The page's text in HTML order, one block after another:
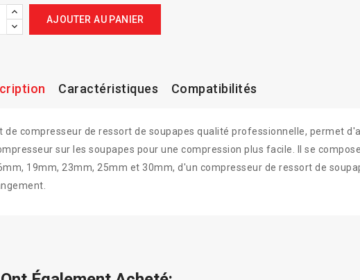
AJOUTER AU PANIER
Caractéristiques Compatibilités
de compresseur de ressort de soupapes qualité professionnelle, permet
sur les soupapes pour une compression plus facile. Il se
19mm, 23mm, 25mm et 30mm, d'un compresseur de ressort de